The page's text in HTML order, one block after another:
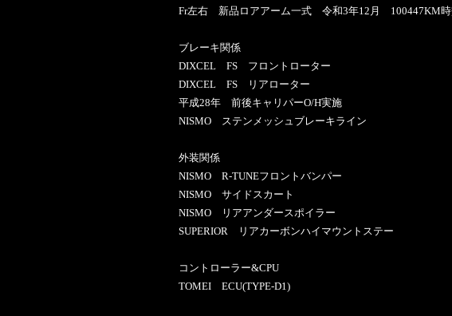
Fr左右 新品ロアアーム一式 令和3年12月 100447KM時
ブレーキ関係
DIXCEL FS フロントローター
DIXCEL FS リアローター
平成28年 前後キャリパーO/H実施
NISMO ステンメッシュブレーキライン
外装関係
NISMO R-TUNEフロントバンパー
NISMO サイドスカート
NISMO リアアンダースポイラー
SUPERIOR リアカーボンハイマウントステー
コントローラー&CPU
TOMEI ECU(TYPE-D1)